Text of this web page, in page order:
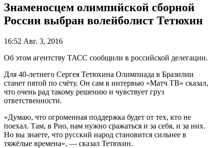
Знаменосцем олимпийской сборной
России выбран волейболист Тетюхин
16:52 Авг. 3, 2016
Об этом агентству ТАСС сообщили в российской делегации.
Для 40-летнего Сергея Тетюхина Олимпиада в Бразилии
станет пятой по счёту. Он сам в интервью «Матч ТВ» сказал,
что очень рад такому решению и чувствует груз
ответственности.
«Думаю, что огроменная поддержка будет от тех, кто не
поехал. Там, в Рио, нам нужно сражаться и за себя, и за них.
Но вы знаете, что русский народ становится сильнее в
тяжёлые времена», — сказал Тетюхин.